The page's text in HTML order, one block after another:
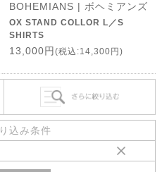
BOHEMIANS | ボヘミアンズ
OX STAND COLLOR L／S
SHIRTS
13,000円 (税込:14,300円)
込み条件